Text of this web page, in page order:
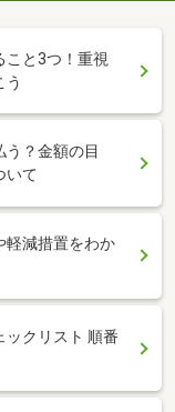
こと3つ！重視
う
？金額の目
いて
軽減措置をわか
ックリスト 順番